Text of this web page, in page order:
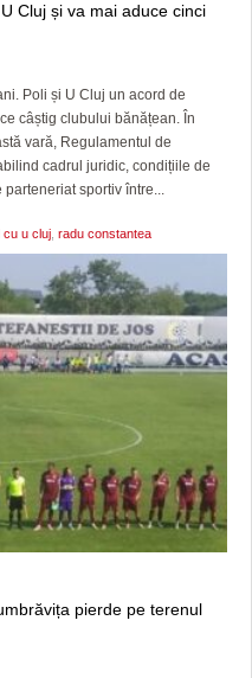
Cluj și va mai aduce cinci
Poli și U Cluj un acord de
câștig clubului bănățean. În
vară, Regulamentul de
cadrul juridic, condițiile de
sportiv între...
cu u cluj radu constantea
pierde pe terenul